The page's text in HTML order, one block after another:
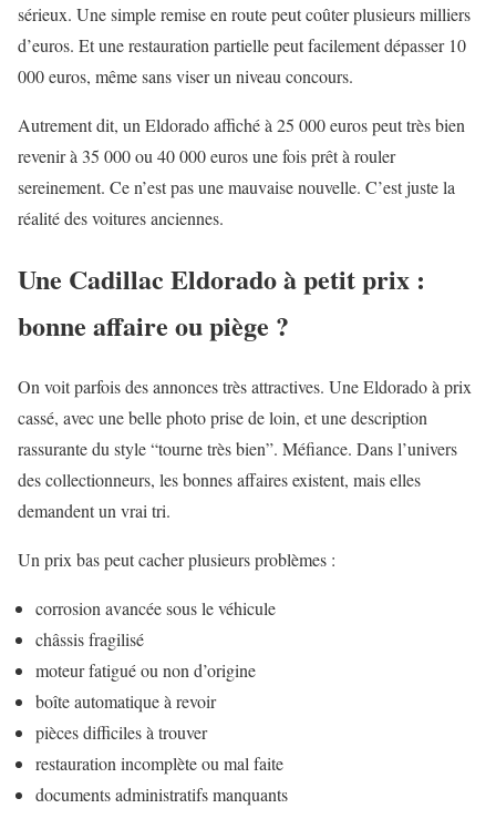
sérieux. Une simple remise en route peut coûter plusieurs milliers
d’euros. Et une restauration partielle peut facilement dépasser 10
000 euros, même sans viser un niveau concours.
Autrement dit, un Eldorado affiché à 25 000 euros peut très bien
revenir à 35 000 ou 40 000 euros une fois prêt à rouler
sereinement. Ce n’est pas une mauvaise nouvelle. C’est juste la
réalité des voitures anciennes.
Une Cadillac Eldorado à petit prix :
bonne affaire ou piège ?
On voit parfois des annonces très attractives. Une Eldorado à prix
cassé, avec une belle photo prise de loin, et une description
rassurante du style “tourne très bien”. Méfiance. Dans l’univers
des collectionneurs, les bonnes affaires existent, mais elles
demandent un vrai tri.
Un prix bas peut cacher plusieurs problèmes :
corrosion avancée sous le véhicule
châssis fragilisé
moteur fatigué ou non d’origine
boîte automatique à revoir
pièces difficiles à trouver
restauration incomplète ou mal faite
documents administratifs manquants